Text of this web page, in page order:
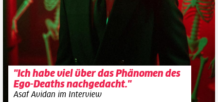
"Ich habe viel über das Phänomen des
Ego-Deaths nachgedacht."
Asaf Avidan im Interview